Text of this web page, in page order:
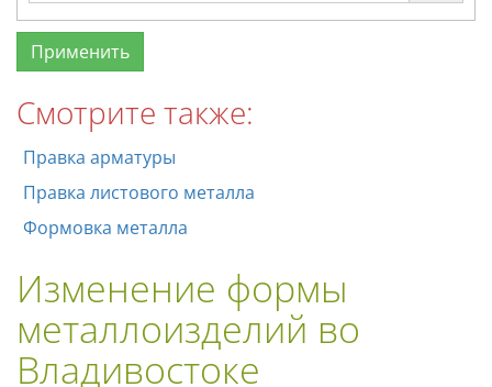
Смотрите также:
Правка арматуры
Правка листового металла
Формовка металла
Изменение формы
металлоизделий во
Владивостоке